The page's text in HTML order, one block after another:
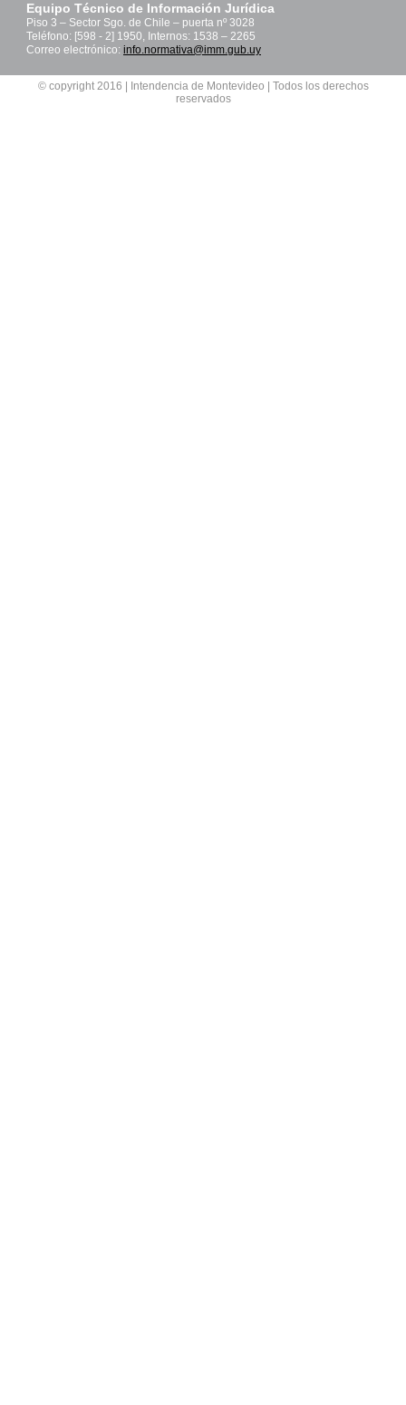
Equipo Técnico de Información Jurídica
Piso 3 – Sector Sgo. de Chile – puerta nº 3028
Teléfono: [598 - 2] 1950, Internos: 1538 – 2265
Correo electrónico: info.normativa@imm.gub.uy
© copyright 2016 | Intendencia de Montevideo | Todos los derechos
reservados